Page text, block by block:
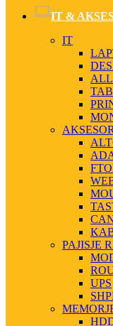
IT &
IT
PAJISJE
UPS